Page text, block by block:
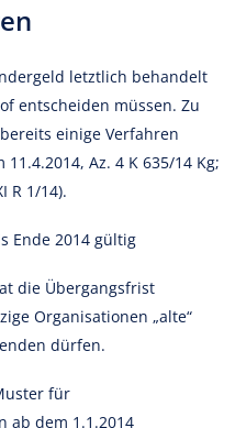
letztlich behandelt
entscheiden müssen. Zu
einige Verfahren
Az. 4 K 635/14 Kg;
R 1/14).
Ende 2014 gültig
die Übergangsfrist
Organisationen „alte“
dürfen.
für
ab dem 1.1.2014